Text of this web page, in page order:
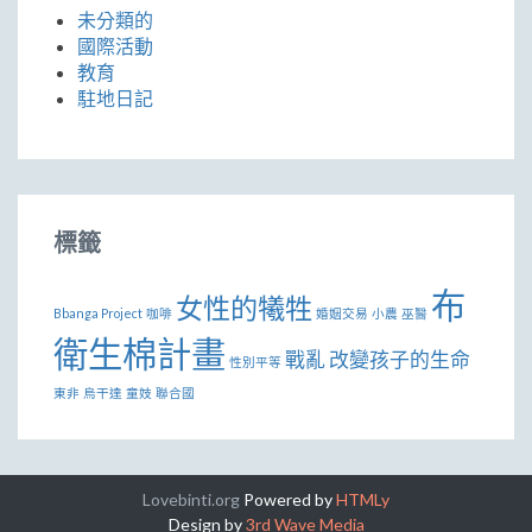
未分類的
國際活動
教育
駐地日記
標籤
Bbanga Project 咖啡 女性的犧牲 婚姻交易 小農 巫醫 布
衛生棉計畫 性別平等 戰亂改變孩子的生命
東非 烏干達 童妓 聯合國
Lovebinti.org Powered byHTMLy
Design by3rd Wave Media